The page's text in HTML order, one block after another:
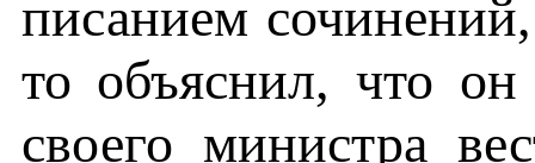
писанием
то объяснил, что
своего министра